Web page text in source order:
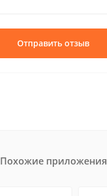
Отправить отзыв
Похожие приложения